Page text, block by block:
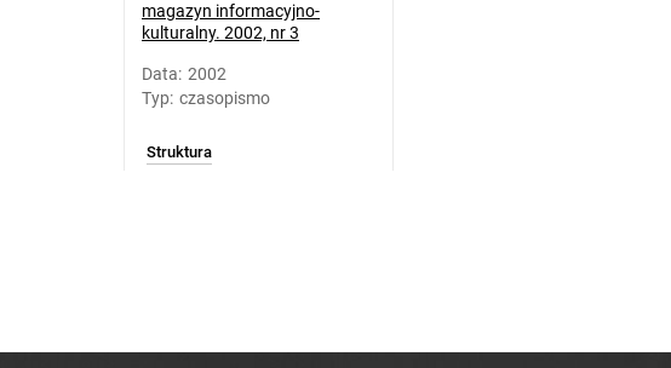
magazyn informacyjno-
kulturalny. 2002, nr 3
Data: 2002
Typ: czasopismo
Struktura